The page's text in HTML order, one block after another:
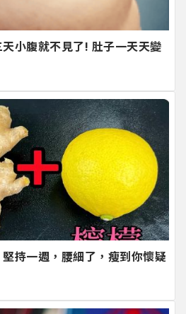
小腹就不見了! 肚子一天天變
持一週，腰細了，瘦到你懷疑